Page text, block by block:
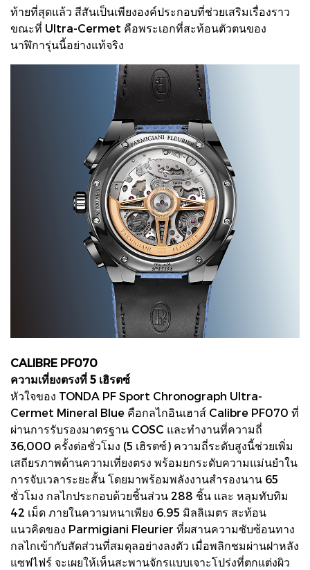
ท้ายที่สุดแล้ว สีสันเป็นเพียงองค์ประกอบที่ช่วยเสริมเรื่องราว
ขณะที่ Ultra-Cermet คือพระเอกที่สะท้อนตัวตนของ
นาฬิการุ่นนี้อย่างแท้จริง
CALIBRE PF070
ความเที่ยงตรงที่ 5 เฮิรตซ์
หัวใจของ TONDA PF Sport Chronograph Ultra-
Cermet Mineral Blue คือกลไกอินเฮาส์ Calibre PF070 ที่
ผ่านการรับรองมาตรฐาน COSC และทำงานที่ความถี่
36,000 ครั้งต่อชั่วโมง (5 เฮิรตซ์) ความถี่ระดับสูงนี้ช่วยเพิ่ม
เสถียรภาพด้านความเที่ยงตรง พร้อมยกระดับความแม่นยำใน
การจับเวลาระยะสั้น โดยมาพร้อมพลังงานสำรองนาน 65
ชั่วโมง กลไกประกอบด้วยชิ้นส่วน 288 ชิ้น และ หลุมทับทิม
42 เม็ด ภายในความหนาเพียง 6.95 มิลลิเมตร สะท้อน
แนวคิดของ Parmigiani Fleurier ที่ผสานความซับซ้อนทาง
กลไกเข้ากับสัดส่วนที่สมดุลอย่างลงตัว เมื่อพลิกชมผ่านฝาหลัง
แซฟไฟร์ จะเผยให้เห็นสะพานจักรแบบเจาะโปร่งที่ตกแต่งผิว